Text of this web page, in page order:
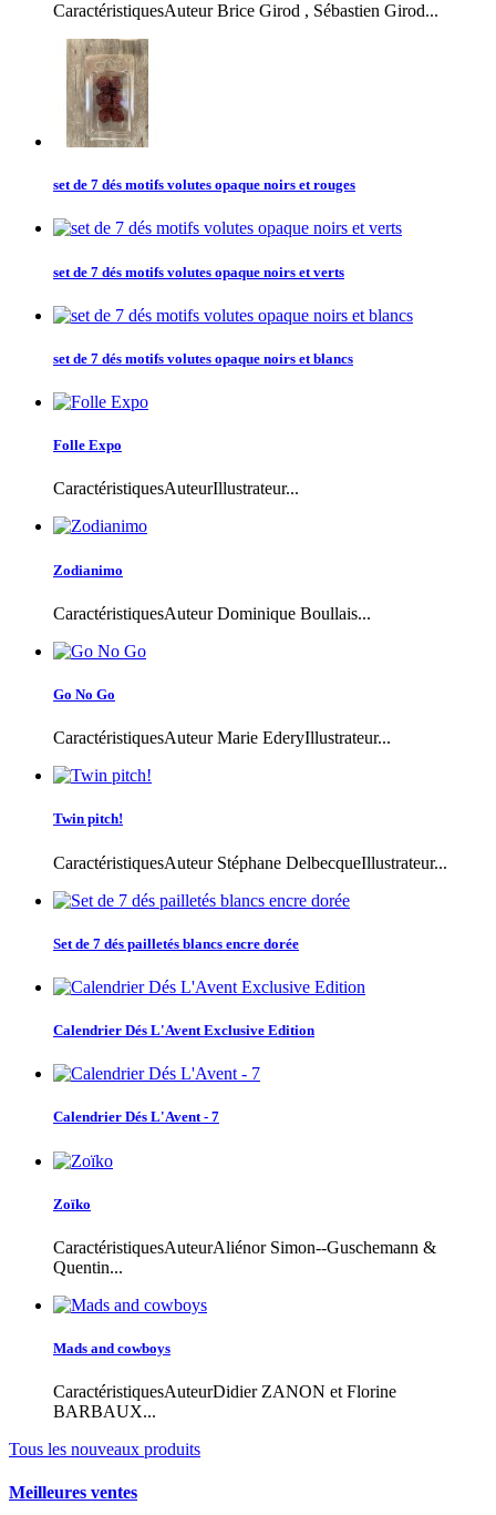
CaractéristiquesAuteur Brice Girod , Sébastien Girod...
set de 7 dés motifs volutes opaque noirs et rouges
set de 7 dés motifs volutes opaque noirs et verts
set de 7 dés motifs volutes opaque noirs et blancs
Folle Expo
CaractéristiquesAuteurIllustrateur...
Zodianimo
CaractéristiquesAuteur Dominique Boullais...
Go No Go
CaractéristiquesAuteur Marie EderyIllustrateur...
Twin pitch!
CaractéristiquesAuteur Stéphane DelbecqueIllustrateur...
Set de 7 dés pailletés blancs encre dorée
Calendrier Dés L'Avent Exclusive Edition
Calendrier Dés L'Avent - 7
Zoïko
CaractéristiquesAuteurAliénor Simon--Guschemann &
Quentin...
Mads and cowboys
CaractéristiquesAuteurDidier ZANON et Florine
BARBAUX...
Tous les nouveaux produits
Meilleures ventes